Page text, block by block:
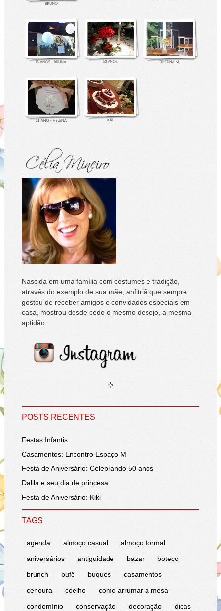
Nascida em uma família com costumes e tradição,
através do exemplo de sua mãe, anfitriã que sempre
gostou de receber amigos e convidados especiais em
casa, mostrou desde cedo o mesmo desejo, a mesma
aptidão.
POSTS RECENTES
Festas Infantis
Casamentos: Encontro Espaço M
Festa de Aniversário: Celebrando 50 anos
Dalila e seu dia de princesa
Festa de Aniversário: Kiki
TAGS
agenda almoço casual
almoço formal
aniversários
antiguidade bazar
boteco
brunch
bufê buques
casamentos
cenoura
coelho
como arrumar a mesa
condomínio
conservação decoração
dicas